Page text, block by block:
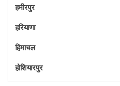
हमीरपुर
हरियाणा
हिमाचल
होशियारपुर